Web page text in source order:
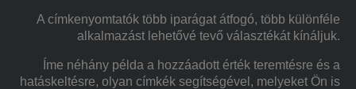
A címkenyomtatók több iparágat átfogó, több különféle
alkalmazást lehetővé tevő választékát kínáljuk.
Íme néhány példa a hozzáadott érték teremtésre és a
hatáskeltésre, olyan címkék segítségével, melyeket Ön is